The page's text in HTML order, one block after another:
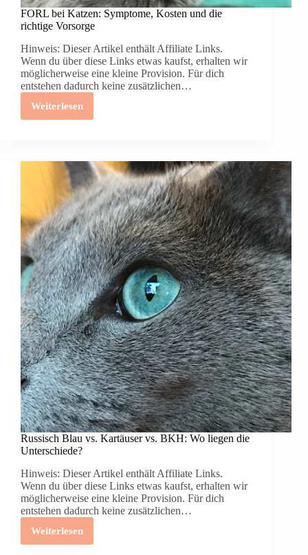
FORL bei Katzen: Symptome, Kosten und die
richtige Vorsorge
Hinweis: Dieser Artikel enthält Affiliate Links.
Wenn du über diese Links etwas kaufst, erhalten wir
möglicherweise eine kleine Provision. Für dich
entstehen dadurch keine zusätzlichen…
Weiterlesen
FORL
bei
und
die
richtige
Vorsorge
Russisch Blau vs. Kartäuser vs. BKH: Wo liegen die
Unterschiede?
Hinweis: Dieser Artikel enthält Affiliate Links.
Wenn du über diese Links etwas kaufst, erhalten wir
möglicherweise eine kleine Provision. Für dich
entstehen dadurch keine zusätzlichen…
Weiterlesen
Russisch
Blau